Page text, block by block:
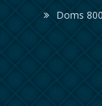
Doms 800